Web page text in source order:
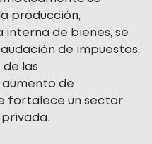
producción,
de bienes, se
de impuestos,
las
de
fortalece un sector